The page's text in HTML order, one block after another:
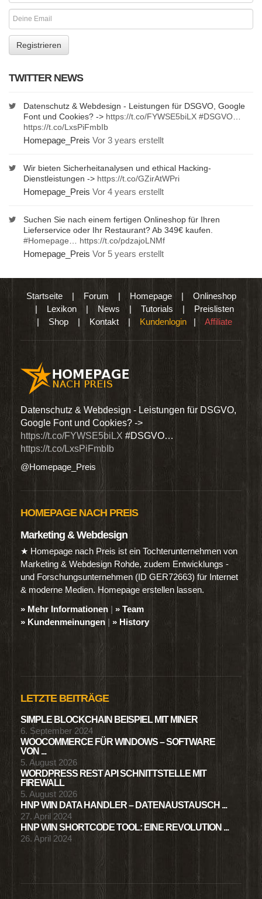
TWITTER NEWS
Datenschutz & Webdesign - Leistungen für DSGVO, Google
Font und Cookies? -> https://t.co/FYWSE5biLX #DSGVO
https://t.co/LxsPiFmbIb
Homepage_Preis Vor 3 years erstellt
Wir bieten Sicherheitanalysen und ethical Hacking-
Dienstleistungen -> https://t.co/GZirAtWPri
Homepage_Preis Vor 4 years erstellt
Suchen Sie nach einem fertigen Onlineshop für Ihren
Lieferservice oder Ihr Restaurant? Ab 349€ kaufen.
#Homepage
https://t.co/pdzajoLNMf
Homepage_Preis Vor 5 years erstellt
Startseite| Forum | Homepage| Onlineshop
| Lexikon | News | Tutorials | Preislisten
| Shop | Kontakt | Kundenlogin | Affiliate
Datenschutz & Webdesign - Leistungen für DSGVO,
Google Font und Cookies? ->
https://t.co/FYWSE5biLX #DSGVO…
https://t.co/LxsPiFmbIb
@Homepage_Preis
HOMEPAGE NACH PREIS
Marketing & Webdesign
★ Homepage nach Preis ist ein Tochterunternehmen von
Marketing & Webdesign Rohde, zudem Entwicklungs -
und Forschungsunternehmen (ID GER72663) für Internet
& moderne Medien. Homepage erstellen lassen.
» Mehr Informationen | » Team
» Kundenmeinungen | » History
LETZTE BEITRÄGE
SIMPLE BLOCKCHAIN BEISPIEL MIT MINER
6. September 2024
WOOCOMMERCE FÜR WINDOWS – SOFTWARE
VON ...
5. August 2026
WORDPRESS REST API SCHNITTSTELLE MIT
FIREWALL
5. August 2026
HNP WIN DATA HANDLER – DATENAUSTAUSCH ...
27. April 2024
HNP WIN SHORTCODE TOOL: EINE REVOLUTION ...
26. April 2024